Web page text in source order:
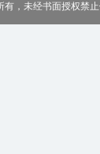
有，未经书面授权